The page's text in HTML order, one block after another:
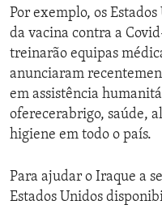
Por exemplo, os
da vacina contra a
treinarão equipas
anunciaram
em assistência
oferecerabrigo, saúde,
higiene em todo o país.
Para ajudar o Iraque a
Estados Unidos